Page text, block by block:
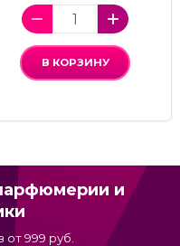
В КОРЗИНУ
и
999 руб.